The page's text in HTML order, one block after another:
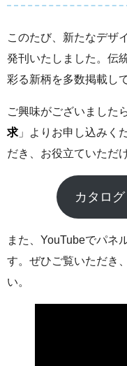
このたび、新たなデザ
発刊いたしました。伝
彩る新柄を多数掲載し
ご興味がございました
求 」よりお申し込みく
だき、お役立ていただ
カタロ
また、YouTubeでパネ
す。ぜひご覧いただき
い。